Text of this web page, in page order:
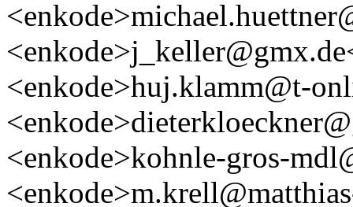
<enkode>huj.klamm@t-
<enkode>kohnle-gros-